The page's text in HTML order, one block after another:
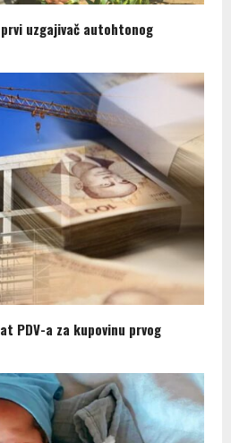
uzgajivač autohtonog
PDV-a za kupovinu prvog